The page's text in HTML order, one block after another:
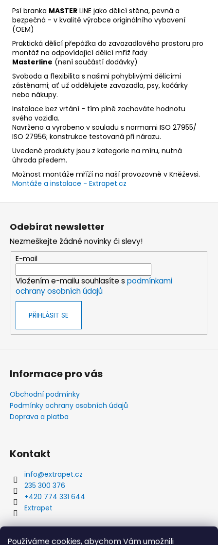
Používáme cookies, abychom Vám umožnili
Psí branka MASTER LINE jako dělicí stěna, pevná a
bezpečná - v kvalitě výrobce originálního vybavení
(OEM)
Praktická dělicí přepážka do zavazadlového prostoru pro
montáž na odpovídající dělicí mříž řady
Masterline (není součástí dodávky)
Svoboda a flexibilita s našimi pohyblivými dělicími
zástěnami; ať už oddělujete zavazadla, psy, kočárky
nebo nákupy.
Instalace bez vrtání - tím plně zachováte hodnotu
svého vozidla.
Navrženo a vyrobeno v souladu s normami ISO 27955/
ISO 27956; konstrukce testovaná při nárazu.
Uvedené produkty jsou z kategorie na míru, nutná
úhrada předem.
Možnost montáže mříží na naší provozovně v Kněževsi.
Montáže a instalace - Extrapet.cz
Z
Odebírat newsletter
Nezmeškejte žádné novinky či slevy!
E-mail
Vložením e-mailu souhlasíte s podmínkami
ochrany osobních údajů
PŘIHLÁSIT SE
Informace pro vás
Obchodní podmínky
Podmínky ochrany osobních údajů
Doprava a platba
Kontakt
info@extrapet.cz
235 300 376
+420 774 331 644
Extrapet
Vyhledávání